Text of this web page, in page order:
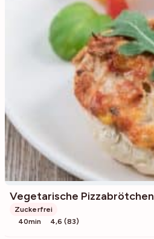
Vegetarische Pizzabrötchen
Zuckerfrei
40min
4,6 (83)